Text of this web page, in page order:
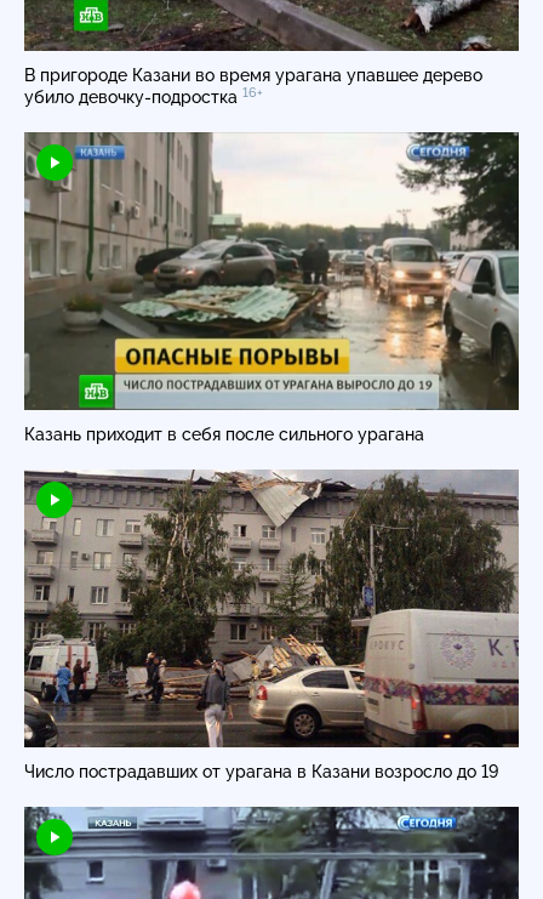
В пригороде Казани во время урагана упавшее дерево
убило девочку-подростка 16+
Казань приходит в себя после сильного урагана
Число пострадавших от урагана в Казани возросло до 19